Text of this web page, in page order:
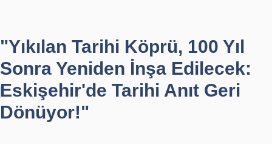
"Yıkılan Tarihi Köprü, 100 Yıl
Sonra Yeniden İnşa Edilecek:
Eskişehir'de Tarihi Anıt Geri
Dönüyor!"